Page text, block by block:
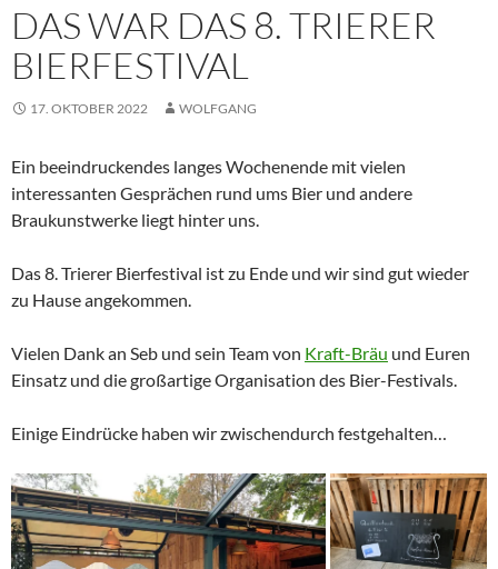
DAS WAR DAS 8. TRIERER
BIERFESTIVAL
17. OKTOBER 2022 WOLFGANG
Ein beeindruckendes langes Wochenende mit vielen
interessanten Gesprächen rund ums Bier und andere
Braukunstwerke liegt hinter uns.
Das 8. Trierer Bierfestival ist zu Ende und wir sind gut wieder
zu Hause angekommen.
Vielen Dank an Seb und sein Team von Kraft-Bräu und Euren
Einsatz und die großartige Organisation des Bier-Festivals.
Einige Eindrücke haben wir zwischendurch festgehalten…